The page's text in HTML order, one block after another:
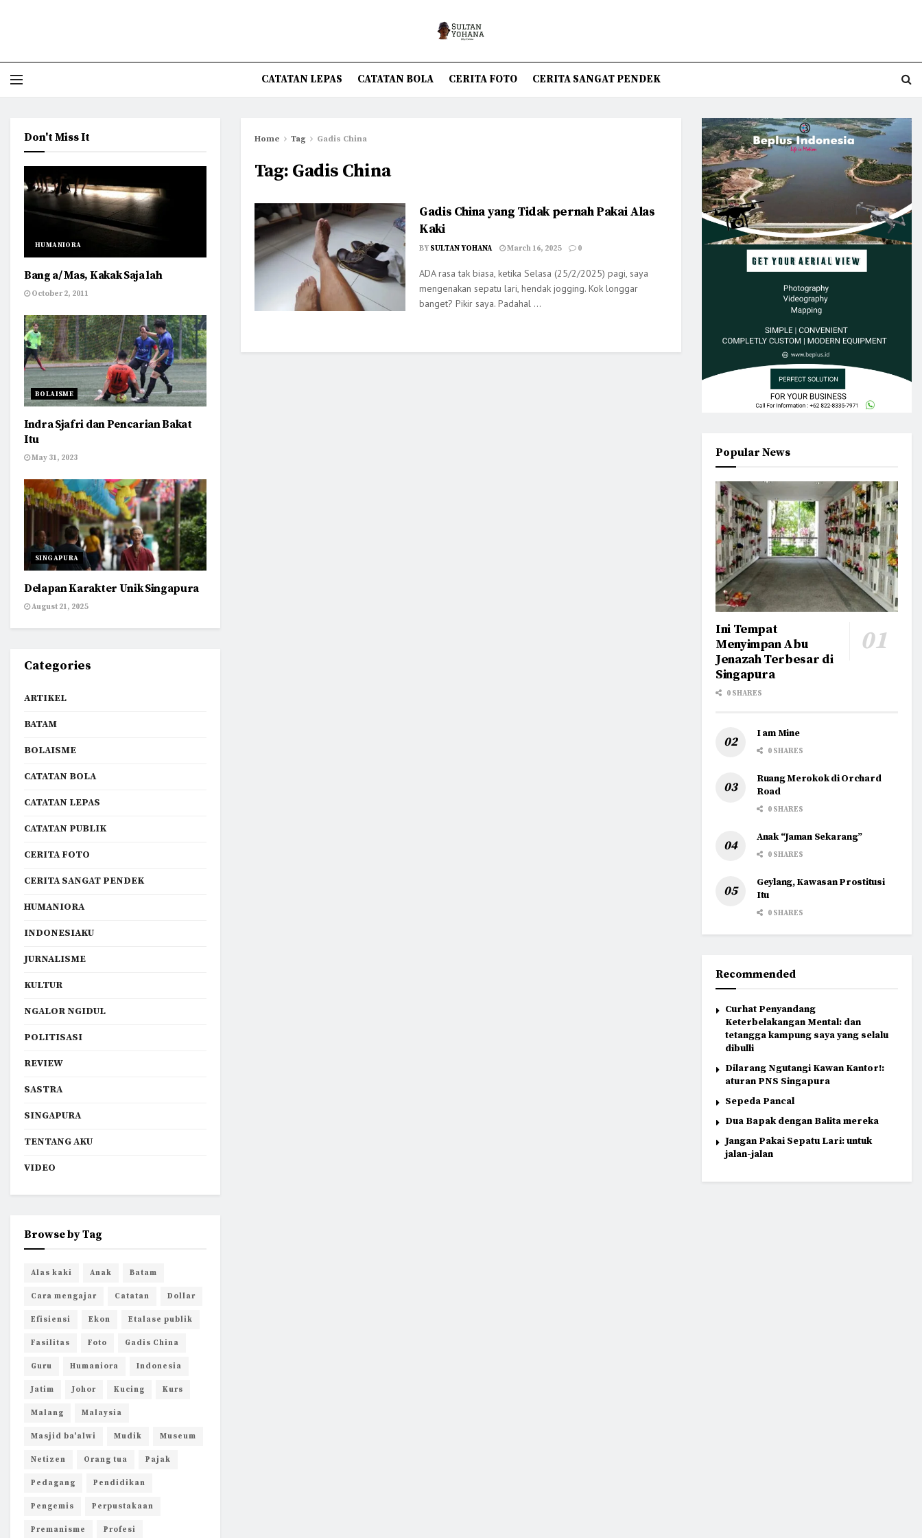
CATATAN LEPAS CATATAN BOLA CERITA FOTO CERITA SANGAT PENDEK
Home Tag Gadis China
Tag: Gadis China
Gadis China yang Tidak pernah Pakai Alas
Kaki
BY SULTAN YOHANA March 16, 2025 0
ADA rasa tak biasa, ketika Selasa (25/2/2025) pagi, saya
mengenakan sepatu lari, hendak jogging. Kok longgar
banget? Pikir saya. Padahal ...
Don't Miss It
HUMANIORA
Bang a/ Mas, Kakak Saja lah
October 2, 2011
BOLAISME
Indra Sjafri dan Pencarian Bakat
Itu
May 31, 2023
SINGAPURA
Delapan Karakter Unik Singapura
August 21, 2025
Categories
ARTIKEL
BATAM
BOLAISME
CATATAN BOLA
CATATAN LEPAS
CATATAN PUBLIK
CERITA FOTO
CERITA SANGAT PENDEK
HUMANIORA
INDONESIAKU
JURNALISME
KULTUR
NGALOR NGIDUL
POLITISASI
REVIEW
SASTRA
SINGAPURA
TENTANG AKU
VIDEO
Browse by Tag
Alas kaki Anak Batam
Cara mengajar Catatan Dollar
Efisiensi Ekon Etalase publik
Fasilitas Foto Gadis China
Guru Humaniora Indonesia
Jatim Johor Kucing Kurs
Malang Malaysia
Masjid ba'alwi Mudik Museum
Netizen Orang tua Pajak
Pedagang Pendidikan
Pengemis Perpustakaan
Premanisme Profesi
Popular News
Ini Tempat
Menyimpan Abu
Jenazah Terbesar di
Singapura
0 SHARES
I am Mine
0 SHARES
Ruang Merokok di Orchard
Road
0 SHARES
Anak “Jaman Sekarang”
0 SHARES
Geylang, Kawasan Prostitusi
Itu
0 SHARES
Recommended
Curhat Penyandang
Keterbelakangan Mental: dan
tetangga kampung saya yang selalu
dibulli
Dilarang Ngutangi Kawan Kantor!:
aturan PNS Singapura
Sepeda Pancal
Dua Bapak dengan Balita mereka
Jangan Pakai Sepatu Lari: untuk
jalan-jalan